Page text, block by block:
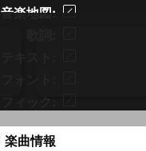
音楽地図
楽曲情報